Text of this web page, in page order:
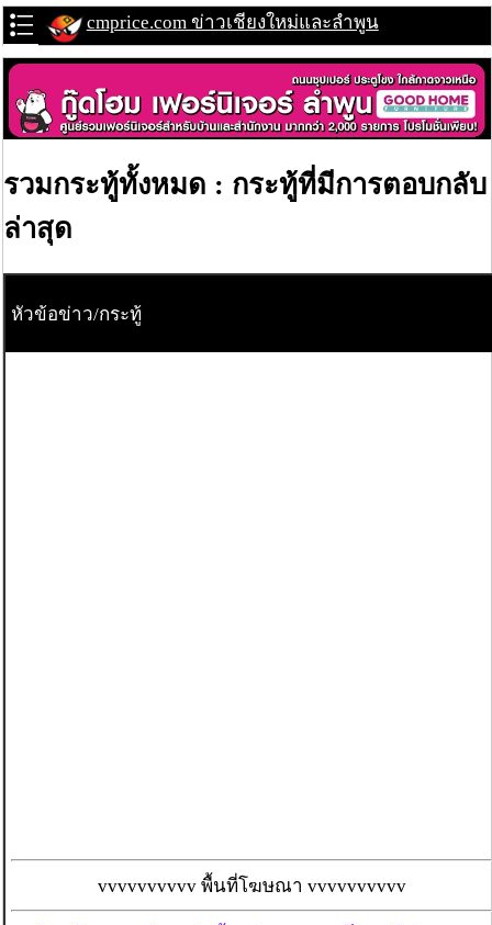
cmprice.com ข่าวเชียงใหม่และลำพูน
รวมกระทู้ทั้งหมด : กระทู้ที่มีการตอบกลับ
ล่าสุด
หัวข้อข่าว/กระทู้
vvvvvvvvvv พื้นที่โฆษณา vvvvvvvvvv